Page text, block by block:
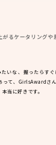
るケータリングや
いな、握ったらす
って、GirlsAwardさ
当に好きです。